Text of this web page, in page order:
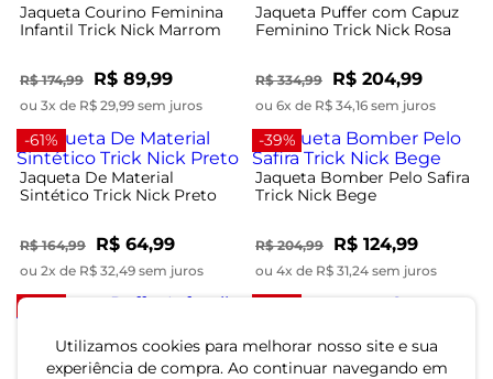
Utilizamos cookies para melhorar nosso site e sua
experiência de compra. Ao continuar navegando em
Jaqueta Courino Feminina
Infantil Trick Nick Marrom
R$ 174,99 R$ 89,99
ou 3x de R$ 29,99 sem juros
Jaqueta Puffer com Capuz
Feminino Trick Nick Rosa
R$ 334,99 R$ 204,99
ou 6x de R$ 34,16 sem juros
-61%
Jaqueta De Material
Sintético Trick Nick Preto
R$ 164,99 R$ 64,99
ou 2x de R$ 32,49 sem juros
-39%
Jaqueta Bomber Pelo Safira
Trick Nick Bege
R$ 204,99 R$ 124,99
ou 4x de R$ 31,24 sem juros
-62%
Jaqueta Puffer Infantil Trick
Nick Preto
Jaqueta com Capuz Trick
Nick Roxo